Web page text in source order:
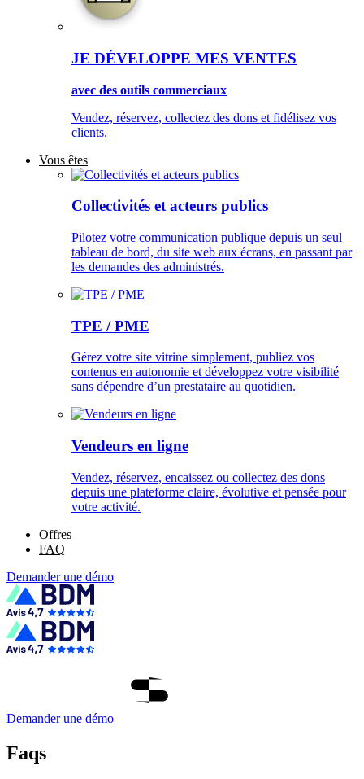
JE DÉVELOPPE MES VENTES
avec des outils commerciaux
Vendez, réservez, collectez des dons et fidélisez vos
clients.
Vous êtes
Collectivités et acteurs publics
Pilotez votre communication publique depuis un seul
tableau de bord, du site web aux écrans, en passant par
les demandes des administrés.
TPE / PME
Gérez votre site vitrine simplement, publiez vos
contenus en autonomie et développez votre visibilité
sans dépendre d’un prestataire au quotidien.
Vendeurs en ligne
Vendez, réservez, encaissez ou collectez des dons
depuis une plateforme claire, évolutive et pensée pour
votre activité.
Offres
FAQ
Demander une démo
Demander une démo
Faqs